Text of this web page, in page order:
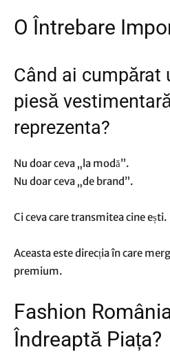
O Întrebare
Când ai cumpărat
piesă
reprezenta?
Nu doar ceva „la modă”.
Nu doar ceva „de brand”.
Ci ceva care transmitea cine ești.
Aceasta este direcția în care
premium.
Fashion
Îndreaptă Piața?